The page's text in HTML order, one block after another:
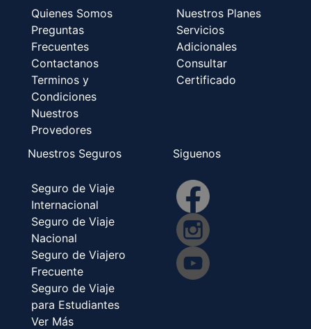
Quienes Somos
Preguntas
Frecuentes
Contactanos
Terminos y
Condiciones
Nuestros
Provedores
Nuestros Planes
Servicios
Adicionales
Consultar
Certificado
Nuestros Seguros
Seguro de Viaje
Internacional
Seguro de Viaje
Nacional
Seguro de Viajero
Frecuente
Seguro de Viaje
para Estudiantes
Ver Más
Siguenos